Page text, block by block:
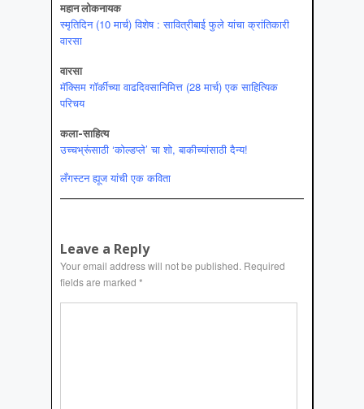
महान लोकनायक
स्मृतिदिन (10 मार्च) विशेष : सावित्रीबाई फुले यांचा क्रांतिकारी
वारसा
वारसा
मॅक्सिम गॉर्कीच्या वाढदिवसानिमित्त (28 मार्च) एक साहित्यिक
परिचय
कला-साहित्‍य
उच्चभ्रूंसाठी ‘कोल्डप्ले’ चा शो, बाकीच्यांसाठी दैन्य!
लँगस्टन ह्यूज यांची एक कविता
Leave a Reply
Your email address will not be published. Required
fields are marked *